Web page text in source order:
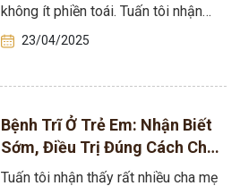
không ít phiền toái. Tuấn tôi nhận
thấy, rất…
23/04/2025
Bệnh Trĩ Ở Trẻ Em: Nhận Biết
Sớm, Điều Trị Đúng Cách Cha
Mẹ Cần Biết
Tuấn tôi nhận thấy rất nhiều cha mẹ